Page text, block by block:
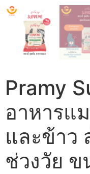
Pramy
อาหารแ
และข้าว
ช่วงวัย ข